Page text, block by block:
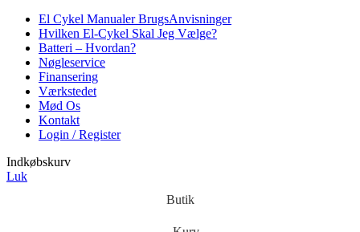
El Cykel Manualer BrugsAnvisninger
Hvilken El-Cykel Skal Jeg Vælge?
Batteri – Hvordan?
Nøgleservice
Finansering
Værkstedet
Mød Os
Kontakt
Login / Register
Indkøbskurv
Luk
Butik